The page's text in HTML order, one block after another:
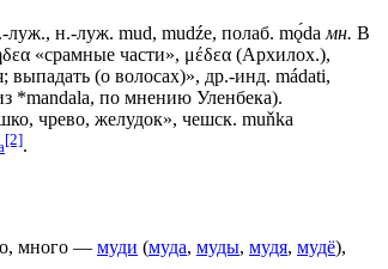
луж., н.-луж. mud, mudźe, полаб. mǫ́dа мн. В
«срамные части», μέδεα (Архилох.),
выпадать (о волосах)», др.-инд. mádati,
*mandala, по мнению Уленбека).
чрево, желудок», чешск. muňkа
[2].
много — муди (муда, муды, мудя, мудё),